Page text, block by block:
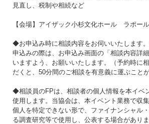
見直し、税制や相続など
【会場】アイザック小杉文化ホール ラポー
◆お申込み時に相談内容をお伺いいたします
申込みの際は、お申込み画面の「相談内容詳
いますよう、お願いいたします。（予約時に
だくと、50分間のご相談を有意義に運ぶことが
◆相談員のFPは、相談者の個人情報を本イベ
使用します。当協会は、本イベント業務で収
個人を特定できない形で、ファイナンシャル
る調査研究等で使用し、公表する場合がありま